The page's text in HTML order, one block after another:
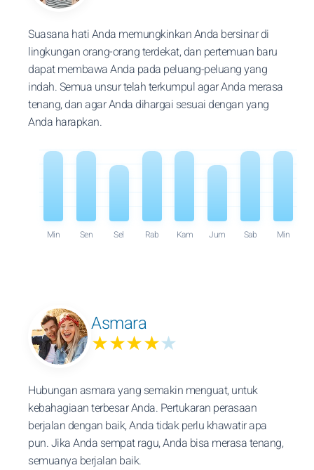
Suasana hati Anda memungkinkan Anda bersinar di
lingkungan orang-orang terdekat, dan pertemuan baru
dapat membawa Anda pada peluang-peluang yang
indah. Semua unsur telah terkumpul agar Anda merasa
tenang, dan agar Anda dihargai sesuai dengan yang
Anda harapkan.
Min Sen Sel Rab Kam Jum Sab Min
Asmara
★★★★★
Hubungan asmara yang semakin menguat, untuk
kebahagiaan terbesar Anda. Pertukaran perasaan
berjalan dengan baik, Anda tidak perlu khawatir apa
pun. Jika Anda sempat ragu, Anda bisa merasa tenang,
semuanya berjalan baik.